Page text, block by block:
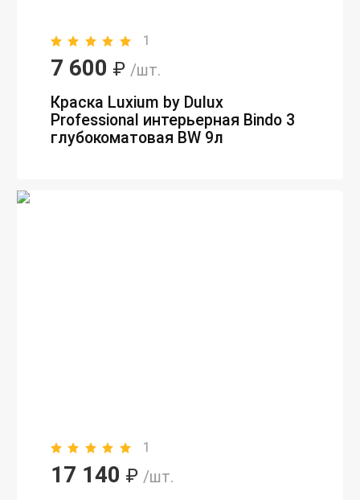
1
7 600 ₽ /шт.
Краска Luxium by Dulux
Professional интерьерная Bindo 3
глубокоматовая BW 9л
1
17 140 ₽ /шт.